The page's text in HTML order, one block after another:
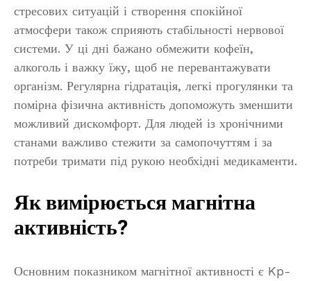
стресових ситуацій і створення спокійної
атмосфери також сприяють стабільності нервової
системи. У ці дні бажано обмежити кофеїн,
алкоголь і важку їжу, щоб не перевантажувати
організм. Регулярна гідратація, легкі прогулянки та
помірна фізична активність допоможуть зменшити
можливий дискомфорт. Для людей із хронічними
станами важливо стежити за самопочуттям і за
потреби тримати під рукою необхідні медикаменти.
Як вимірюється магнітна
активність?
Основним показником магнітної активності є Kp-